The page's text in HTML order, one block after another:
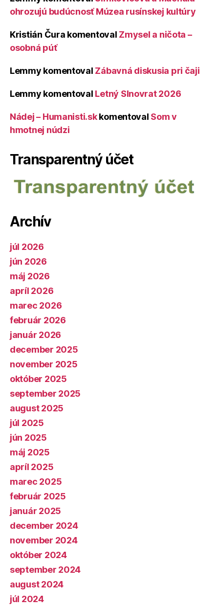
ohrozujú budúcnosť Múzea rusínskej kultúry
Kristián Čura komentoval Zmysel a ničota –
osobná púť
Lemmy komentoval Zábavná diskusia pri čaji
Lemmy komentoval Letný Slnovrat 2026
Nádej – Humanisti.skkomentoval Som v
hmotnej núdzi
Transparentný účet
Archív
júl 2026
jún 2026
máj 2026
apríl 2026
marec 2026
február 2026
január 2026
december 2025
november 2025
október 2025
september 2025
august 2025
júl 2025
jún 2025
máj 2025
apríl 2025
marec 2025
február 2025
január 2025
december 2024
november 2024
október 2024
september 2024
august 2024
júl 2024